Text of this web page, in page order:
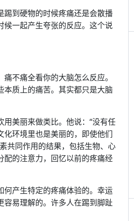
踢到硬物的时候疼痛还是会散播
候一起产生夸张的反应。这个说
不痛全看你的大脑怎么反应。
本质上的痛苦。其实都只是大脑
美丽来做类比。他说：“没有任
环境里也是美丽的，即使他们
共同作用的结果，包括生物、心
配的注意力，回忆以前的疼痛经
何产生特定的疼痛体验的。幸运
易理解的。许多人在踢到脚趾